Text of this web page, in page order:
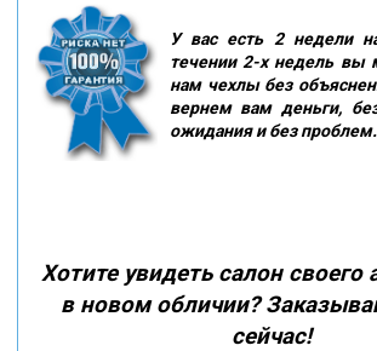
У вас есть 2 недели
течении 2-х недель вы
нам чехлы без
вернем вам деньги,
ожидания и без проблем.
Хотите увидеть салон своего
в новом обличии?
сейчас!